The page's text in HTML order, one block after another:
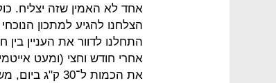
אחד לא האמין שזה יצליח.
הצלחנו להגיע למתכון
התחלנו לדוור את העניין
אחרי חודש וחצי (ומעט